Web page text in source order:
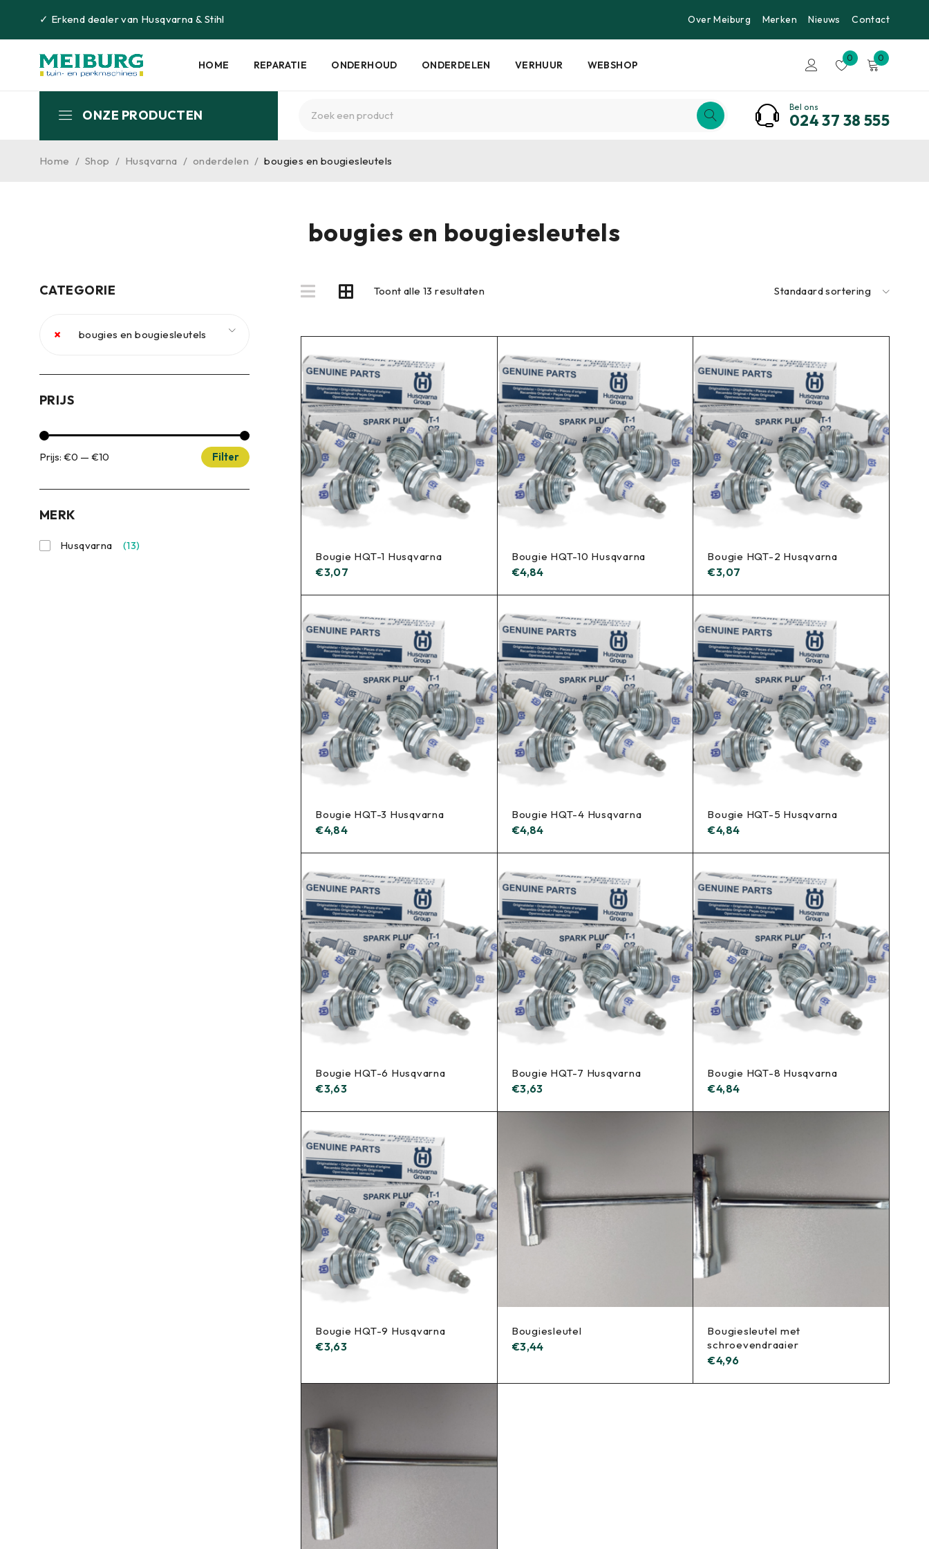
✓ Erkend dealer van Husqvarna &Stihl Over Meiburg Merken Nieuws Contact
HOME REPARATIE ONDERHOUD ONDERDELEN VERHUUR WEBSHOP
0 0
ONZE PRODUCTEN
Bel ons
024 37 38 555
bougies en bougiesleutels
Home / Shop / Husqvarna / onderdelen / bougies en bougiesleutels
CATEGORIE
× bougies en bougiesleutels
PRIJS
Filter
Prijs: €0 — €10
MERK
Husqvarna (13)
Toont alle 13 resultaten Standaard sortering
Bougie HQT-1 Husqvarna
€3,07
Bougie HQT-10 Husqvarna
€4,84
Bougie HQT-2 Husqvarna
€3,07
Bougie HQT-3 Husqvarna
€4,84
Bougie HQT-4 Husqvarna
€4,84
Bougie HQT-5 Husqvarna
€4,84
Bougie HQT-6 Husqvarna
€3,63
Bougie HQT-7 Husqvarna
€3,63
Bougie HQT-8 Husqvarna
€4,84
Bougie HQT-9 Husqvarna
€3,63
Bougiesleutel
€3,44
Bougiesleutel met
schroevendraaier
€4,96